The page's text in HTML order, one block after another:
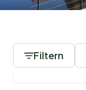
Filtern